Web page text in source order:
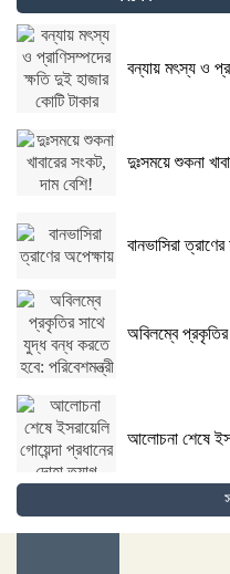
বন্যায় মৎস্য ও
দুঃসময়ে শুকনা
বানভাসিরা
অবিলম্বে প্রকৃতির
আলোচনা শেষে
গোপালগঞ্জের